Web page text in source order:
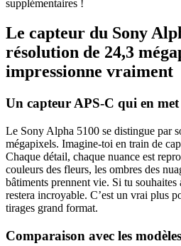
supplémentaires !
Le capteur du Sony
résolution de 24,3
impressionne vraiment
Un capteur APS-C qui en
Le Sony Alpha 5100 se distingue par
mégapixels. Imagine-toi en train de
Chaque détail, chaque nuance est
couleurs des fleurs, les ombres des
bâtiments prennent vie. Si tu
restera incroyable. C’est un vrai plus
tirages grand format.
Comparaison avec les